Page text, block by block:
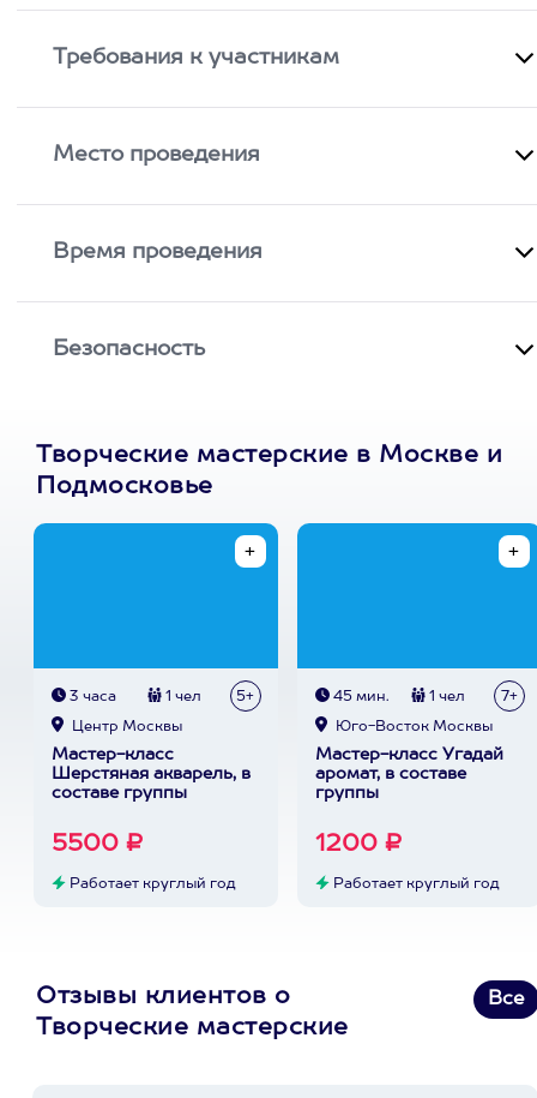
Требования к участникам
Место проведения
Время проведения
Безопасность
Творческие мастерские в Москве и
Подмосковье
3 часа 1 чел 5+
Центр Москвы
Мастер-класс
Шерстяная акварель, в
составе группы
5500 ₽
Работает круглый год
45 мин. 1 чел 7+
Юго-Восток Москвы
Мастер-класс Угадай
аромат, в составе
группы
1200 ₽
Работает круглый год
Отзывы клиентов о
Творческие мастерские
Все